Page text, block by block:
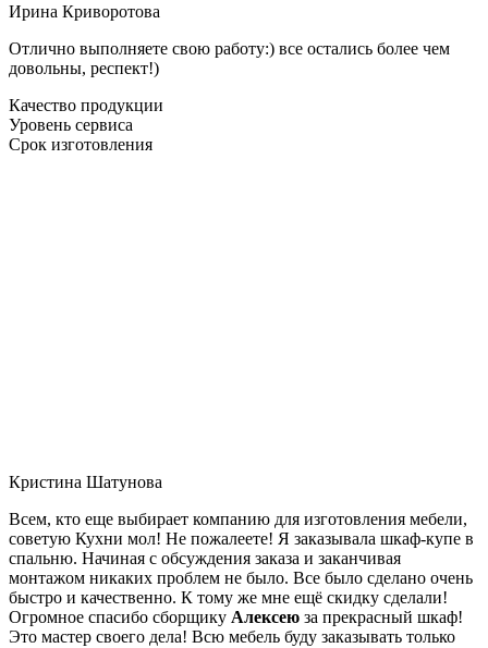
Ирина Криворотова
Отлично выполняете свою работу:) все остались более чем
довольны, респект!)
Качество продукции
Уровень сервиса
Срок изготовления
Кристина Шатунова
Всем, кто еще выбирает компанию для изготовления мебели,
советую Кухни мол! Не пожалеете! Я заказывала шкаф-купе в
спальню. Начиная с обсуждения заказа и заканчивая
монтажом никаких проблем не было. Все было сделано очень
быстро и качественно. К тому же мне ещё скидку сделали!
Огромное спасибо сборщику Алексею за прекрасный шкаф!
Это мастер своего дела! Всю мебель буду заказывать только